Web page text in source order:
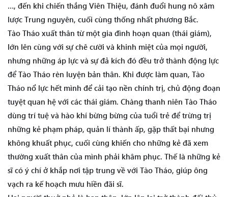
…, đến khi chiến thắng Viên Thiệu, đánh đuổi hung nô xâm
lược Trung nguyên, cuối cùng thống nhất phương Bắc.
Tào Tháo xuất thân từ một gia đình hoạn quan (thái giám),
lớn lên cùng với sự chê cười và khinh miệt của mọi người,
nhưng những áp lực và sự đả kích đó đều trở thành động lực
để Tào Tháo rèn luyện bản thân. Khi được làm quan, Tào
Tháo nổ lực hết mình để cải tạo nền chính trị, chủ động đoạn
tuyệt quan hệ với các thái giám. Chàng thanh niên Tào Tháo
dùng trí tuệ và hào khí bừng bừng của tuổi trẻ để trừng trị
những kẻ phạm pháp, quản lí thành ấp, gặp thất bại nhưng
không khuất phục, cuối cùng khiến cho những kẻ đã xem
thường xuất thân của mình phải khâm phục. Thế là những kẻ
sĩ có ý chí ở khắp nơi tập trung về với Tào Tháo, giúp ông
vạch ra kế hoạch mưu hiền đãi sĩ.